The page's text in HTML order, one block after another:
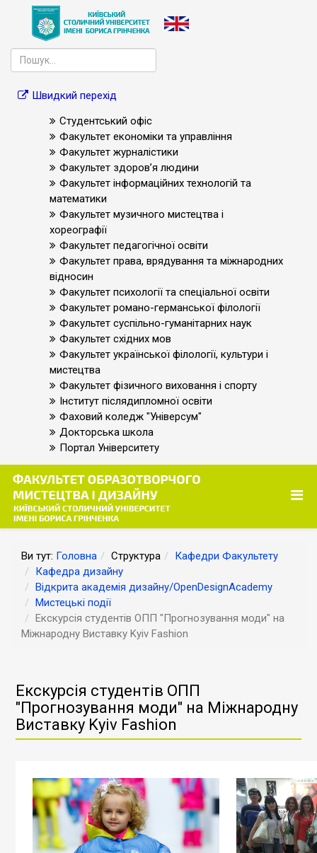
Швидкий перехід
Студентський офіс
Факультет економіки та управління
Факультет журналістики
Факультет здоров’я людини
Факультет інформаційних технологій та
математики
Факультет музичного мистецтва і
хореографії
Факультет педагогічної освіти
Факультет права, врядування та міжнародних
відносин
Факультет психології та спеціальної освіти
Факультет романо-германської філології
Факультет суспільно-гуманітарних наук
Факультет східних мов
Факультет української філології, культури і
мистецтва
Факультет фізичного виховання і спорту
Інститут післядипломної освіти
Фаховий коледж "Універсум"
Докторська школа
Портал Університету
Ви тут: Головна Структура
Кафедри Факультету
Кафедра дизайну
Відкрита академія дизайну/OpenDesignAcademy
Мистецькі події
Екскурсія студентів ОПП "Прогнозування моди" на
Міжнародну Виставку Kyiv Fashion
Екскурсія студентів ОПП
"Прогнозування моди" на Міжнародну
Виставку Kyiv Fashion